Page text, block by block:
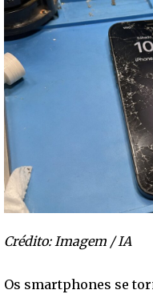
Crédito: Imagem / IA
Os smartphones se